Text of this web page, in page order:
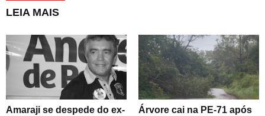
LEIA MAIS
Amaraji se despede do ex-
Árvore cai na PE-71 após